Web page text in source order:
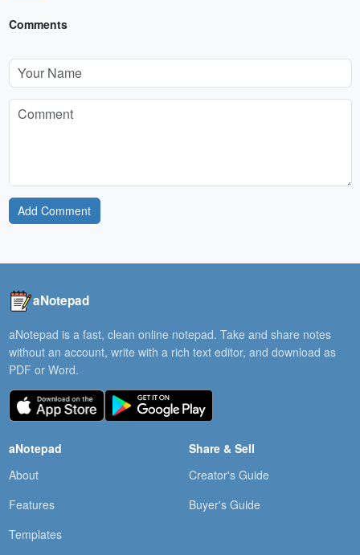
Comments
Add Comment
aNotepad
aNotepad is a fast, clean online notepad. Take and share notes
without an account, write with a rich text editor, and download as
PDF or Word.
aNotepad
About
Features
Templates
Share & Sell
Creator's Guide
Buyer's Guide